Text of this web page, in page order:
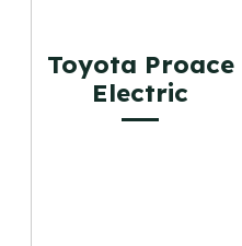
Toyota Proace
Electric